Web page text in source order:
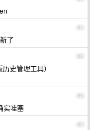
87
了
88
史管理工具）
89
实哇塞
90